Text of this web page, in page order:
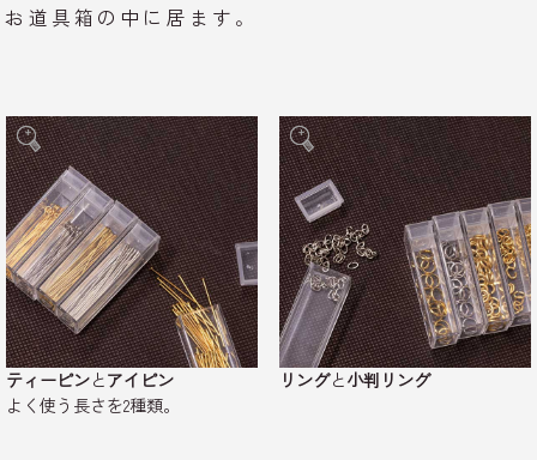
お道具箱の中に居ます。
ティーピンとアイピン
よく使う長さを2種類。
リングと小判リング